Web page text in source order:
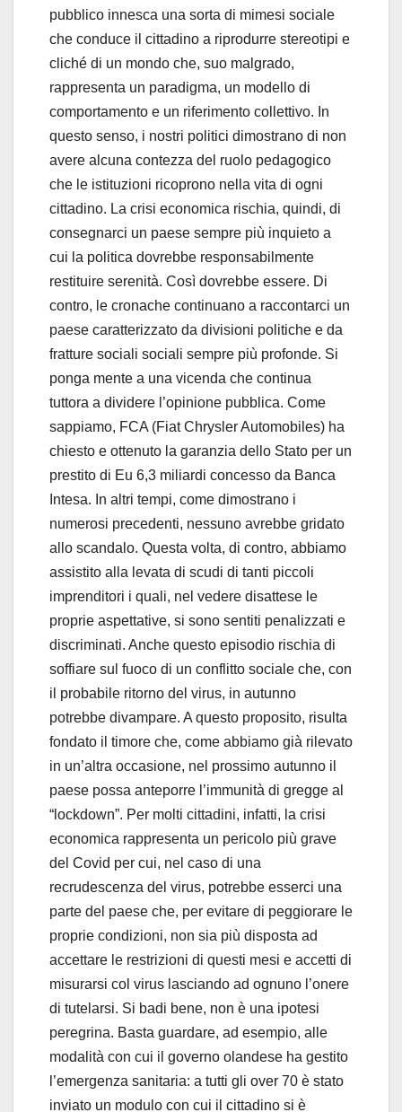
pubblico innesca una sorta di mimesi sociale
che conduce il cittadino a riprodurre stereotipi e
cliché di un mondo che, suo malgrado,
rappresenta un paradigma, un modello di
comportamento e un riferimento collettivo. In
questo senso, i nostri politici dimostrano di non
avere alcuna contezza del ruolo pedagogico
che le istituzioni ricoprono nella vita di ogni
cittadino. La crisi economica rischia, quindi, di
consegnarci un paese sempre più inquieto a
cui la politica dovrebbe responsabilmente
restituire serenità. Così dovrebbe essere. Di
contro, le cronache continuano a raccontarci un
paese caratterizzato da divisioni politiche e da
fratture sociali sociali sempre più profonde. Si
ponga mente a una vicenda che continua
tuttora a dividere l’opinione pubblica. Come
sappiamo, FCA (Fiat Chrysler Automobiles) ha
chiesto e ottenuto la garanzia dello Stato per un
prestito di Eu 6,3 miliardi concesso da Banca
Intesa. In altri tempi, come dimostrano i
numerosi precedenti, nessuno avrebbe gridato
allo scandalo. Questa volta, di contro, abbiamo
assistito alla levata di scudi di tanti piccoli
imprenditori i quali, nel vedere disattese le
proprie aspettative, si sono sentiti penalizzati e
discriminati. Anche questo episodio rischia di
soffiare sul fuoco di un conflitto sociale che, con
il probabile ritorno del virus, in autunno
potrebbe divampare. A questo proposito, risulta
fondato il timore che, come abbiamo già rilevato
in un’altra occasione, nel prossimo autunno il
paese possa anteporre l’immunità di gregge al
“lockdown”. Per molti cittadini, infatti, la crisi
economica rappresenta un pericolo più grave
del Covid per cui, nel caso di una
recrudescenza del virus, potrebbe esserci una
parte del paese che, per evitare di peggiorare le
proprie condizioni, non sia più disposta ad
accettare le restrizioni di questi mesi e accetti di
misurarsi col virus lasciando ad ognuno l’onere
di tutelarsi. Si badi bene, non è una ipotesi
peregrina. Basta guardare, ad esempio, alle
modalità con cui il governo olandese ha gestito
l’emergenza sanitaria: a tutti gli over 70 è stato
inviato un modulo con cui il cittadino si è